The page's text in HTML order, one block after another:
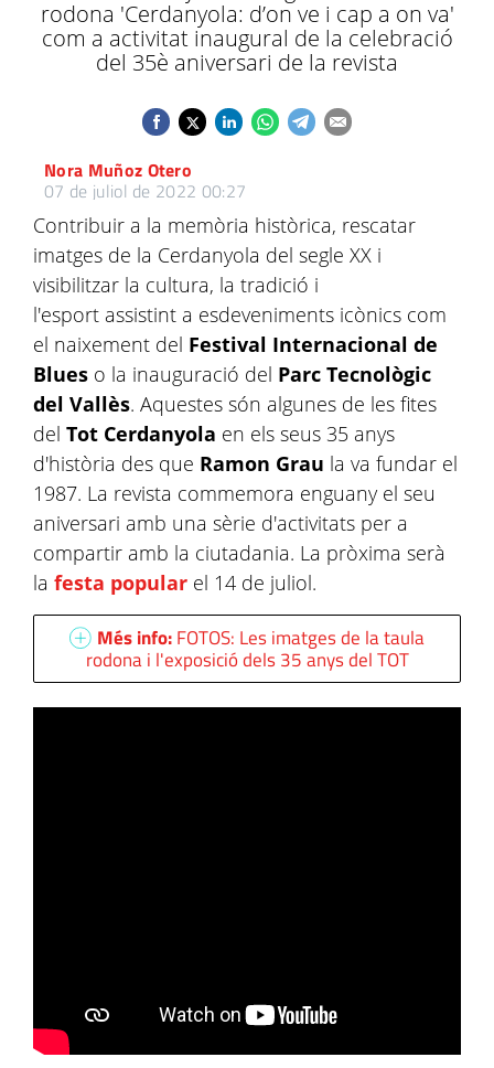
rodona 'Cerdanyola: d’on ve i cap a on va'
com a activitat inaugural de la celebració
del 35è aniversari de la revista
Nora Muñoz Otero
07 de juliol de 2022 00:27
Contribuir a la memòria històrica, rescatar
imatges de la Cerdanyola del segle XX i
visibilitzar la cultura, la tradició i
l'esport assistint a esdeveniments icònics com
el naixement del Festival Internacional de
Blues o la inauguració del Parc Tecnològic
del Vallès. Aquestes són algunes de les fites
del Tot Cerdanyola en els seus 35 anys
d'història des que Ramon Grau la va fundar el
1987. La revista commemora enguany el seu
aniversari amb una sèrie d'activitats per a
compartir amb la ciutadania. La pròxima serà
la festa popular el 14 de juliol.
Més info:FOTOS: Les imatges de la taula
rodona i l'exposició dels 35 anys del TOT